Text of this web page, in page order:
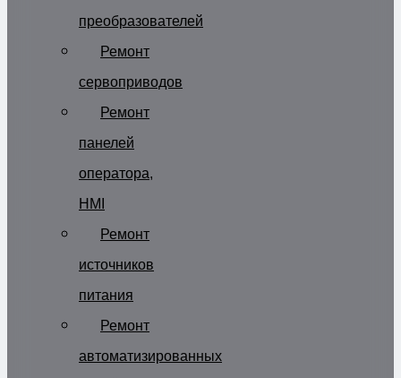
преобразователей
Ремонт
сервоприводов
Ремонт
панелей
оператора,
HMI
Ремонт
источников
питания
Ремонт
автоматизированных